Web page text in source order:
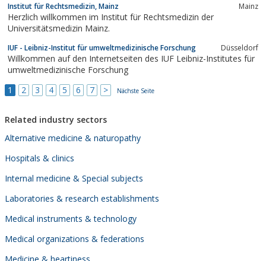
Institut für Rechtsmedizin, Mainz Mainz
Herzlich willkommen im Institut für Rechtsmedizin der
Universitätsmedizin Mainz.
IUF - Leibniz-Institut für umweltmedizinische Forschung Düsseldorf
Willkommen auf den Internetseiten des IUF Leibniz-Institutes für
umweltmedizinische Forschung
1
2 3 4 5 6 7 > Nächste Seite
Related industry sectors
Alternative medicine & naturopathy
Hospitals & clinics
Internal medicine & Special subjects
Laboratories & research establishments
Medical instruments & technology
Medical organizations & federations